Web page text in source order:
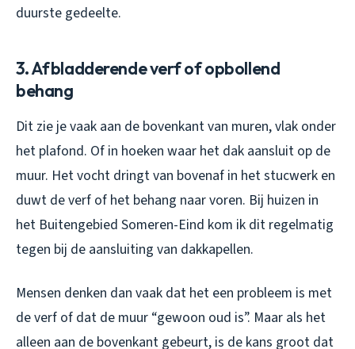
duurste gedeelte.
3. Afbladderende verf of opbollend
behang
Dit zie je vaak aan de bovenkant van muren, vlak onder
het plafond. Of in hoeken waar het dak aansluit op de
muur. Het vocht dringt van bovenaf in het stucwerk en
duwt de verf of het behang naar voren. Bij huizen in
het Buitengebied Someren-Eind kom ik dit regelmatig
tegen bij de aansluiting van dakkapellen.
Mensen denken dan vaak dat het een probleem is met
de verf of dat de muur “gewoon oud is”. Maar als het
alleen aan de bovenkant gebeurt, is de kans groot dat